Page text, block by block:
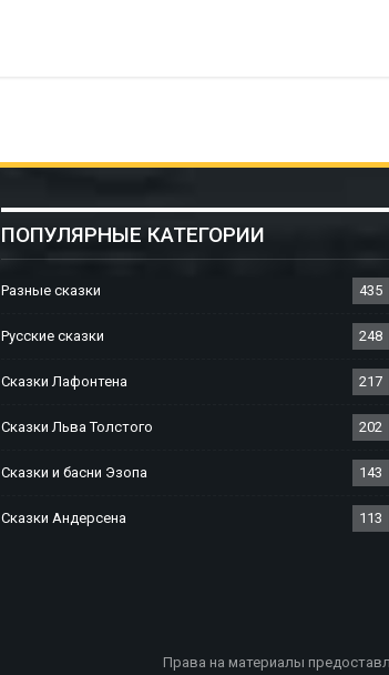
ПОПУЛЯРНЫЕ КАТЕГОРИИ
Разные сказки 435
Русские сказки 248
Сказки Лафонтена 217
Сказки Льва Толстого 202
Сказки и басни Эзопа 143
Сказки Андерсена 113
Права на материалы